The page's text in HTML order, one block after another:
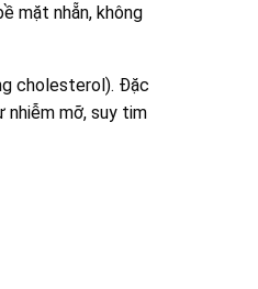
mặt nhẵn, không
cholesterol). Đặc
nhiễm mỡ, suy tim